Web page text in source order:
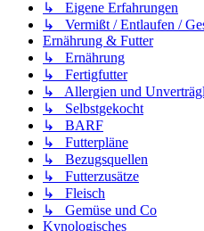
↳ Eigene Erfahrungen
↳ Vermißt / Entlaufen /
Ernährung & Futter
↳ Ernährung
↳ Fertigfutter
↳ Allergien und
↳ Selbstgekocht
↳ BARF
↳ Futterpläne
↳ Bezugsquellen
↳ Futterzusätze
↳ Fleisch
↳ Gemüse und Co
Kynologisches